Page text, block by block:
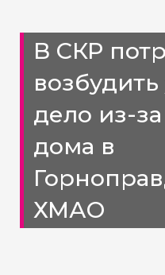
В СКР
дело из-
дома в
ХМАО